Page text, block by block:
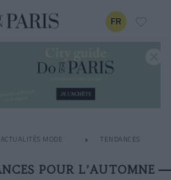
FR
MODE TENDANCES
POUR L’AUTOMNE